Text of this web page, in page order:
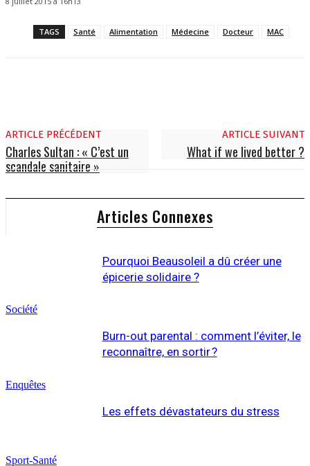
TAGS Santé Alimentation Médecine Docteur MAC
ARTICLE PRÉCÉDENT
Charles Sultan : « C’est un
scandale sanitaire »
ARTICLE SUIVANT
What if we lived better ?
Articles Connexes
Société
Pourquoi Beausoleil a dû créer une
épicerie solidaire ?
Enquêtes
Burn-out parental : comment l’éviter, le
reconnaître, en sortir ?
Sport-Santé
Les effets dévastateurs du stress